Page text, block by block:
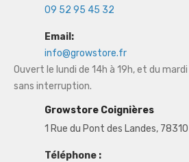
09 52 95 45 32
Email:
info@growstore.fr
Ouvert le lundi de 14h à 19h, et du
sans interruption.
Growstore Coignières
1 Rue du Pont des Landes,
Téléphone :